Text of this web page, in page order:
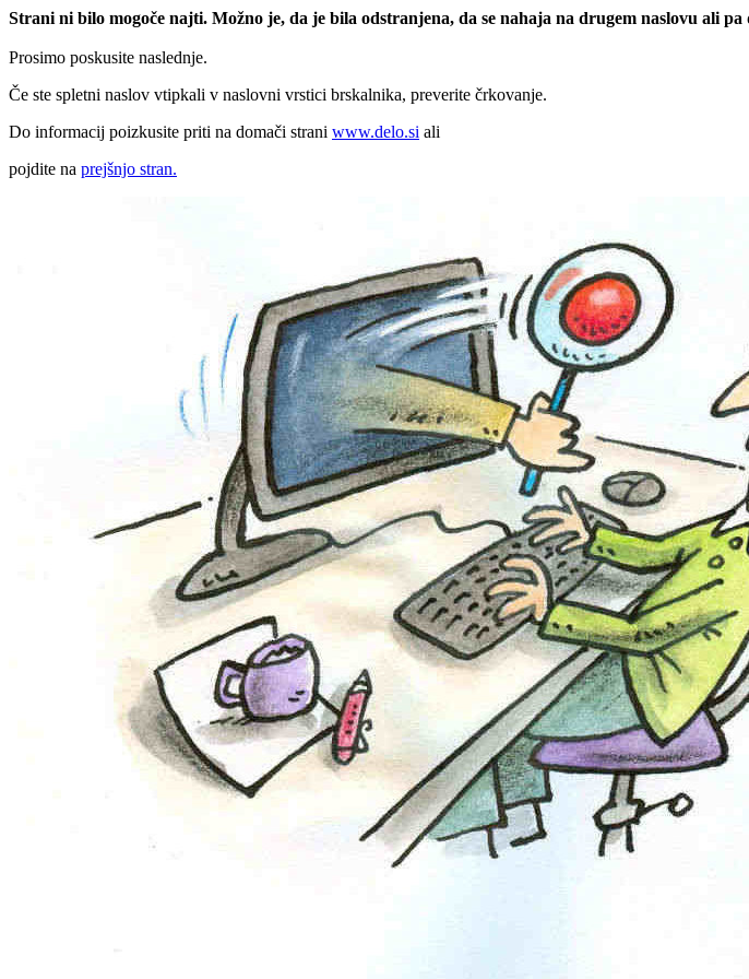
Strani ni bilo mogoče najti. Možno je, da je bila odstranjena, da se nahaja na drugem naslovu ali
Prosimo poskusite naslednje.
Če ste spletni naslov vtipkali v naslovni vrstici brskalnika, preverite črkovanje.
Do informacij poizkusite priti na domači strani www.delo.si ali
pojdite na prejšnjo stran.